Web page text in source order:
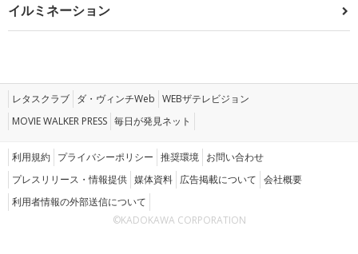
イルミネーション
レタスクラブ ダ・ヴィンチWeb WEBザテレビジョン
MOVIE WALKER PRESS 毎日が発見ネット
利用規約 プライバシーポリシー 推奨環境 お問い合わせ
プレスリリース・情報提供 媒体資料 広告掲載について 会社概要
利用者情報の外部送信について
©KADOKAWA CORPORATION